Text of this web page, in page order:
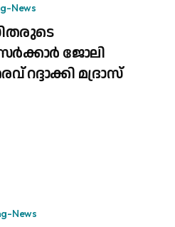
News
ജോലി
മദ്രാസ്
News